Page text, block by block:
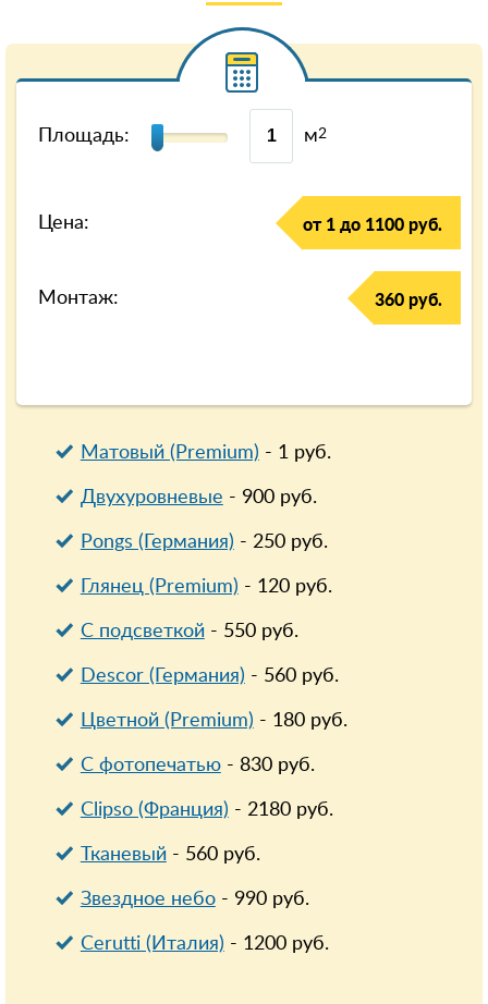
Площадь: м2
Цена: от 1 до 1100 руб.
Монтаж: 360 руб.
Матовый (Premium) - 1руб.
Двухуровневые - 900руб.
Pongs (Германия) - 250руб.
Глянец (Premium) - 120руб.
С подсветкой- 550руб.
Descor (Германия) - 560руб.
Цветной (Premium) - 180руб.
С фотопечатью- 830руб.
Clipso (Франция) - 2180руб.
Тканевый- 560руб.
Звездное небо- 990руб.
Cerutti (Италия) - 1200руб.